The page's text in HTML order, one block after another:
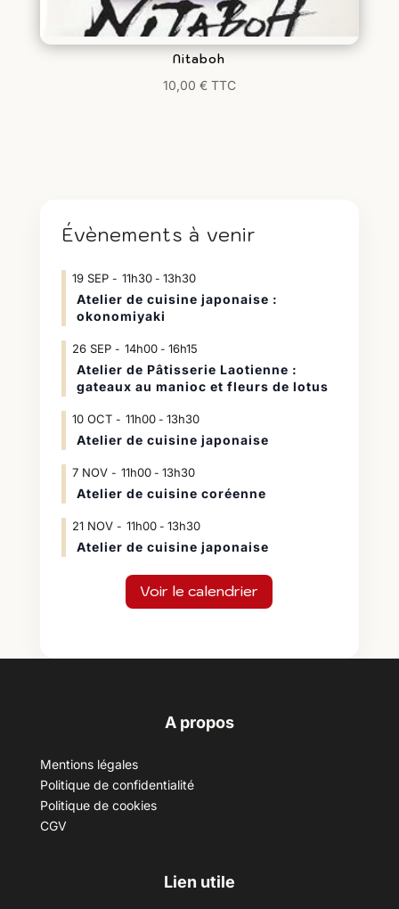
Nitaboh
10,00 € TTC
Évènements à venir
19 SEP 11h30- 13h30
Atelier de cuisine japonaise :
okonomiyaki
26 SEP 14h00- 16h15
Atelier de Pâtisserie Laotienne :
gateaux au manioc et fleurs de lotus
10 OCT 11h00- 13h30
Atelier de cuisine japonaise
7 NOV 11h00- 13h30
Atelier de cuisine coréenne
21 NOV 11h00- 13h30
Atelier de cuisine japonaise
Voir le calendrier
A propos
Mentions légales
Politique de confidentialité
Politique de cookies
CGV
Lien utile